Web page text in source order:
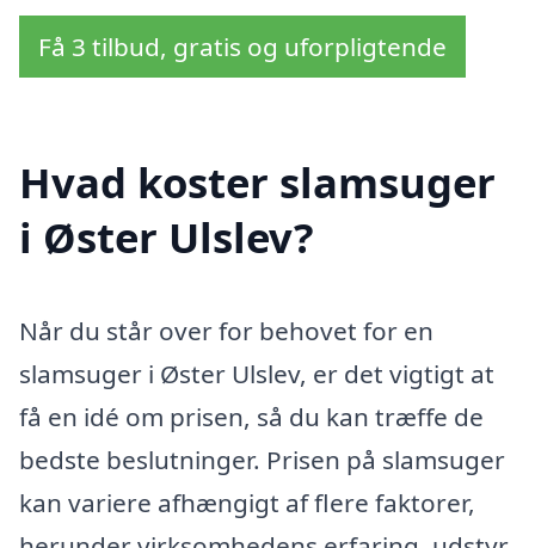
Få 3 tilbud, gratis og uforpligtende
Hvad koster slamsuger
i Øster Ulslev?
Når du står over for behovet for en
slamsuger i Øster Ulslev, er det vigtigt at
få en idé om prisen, så du kan træffe de
bedste beslutninger. Prisen på slamsuger
kan variere afhængigt af flere faktorer,